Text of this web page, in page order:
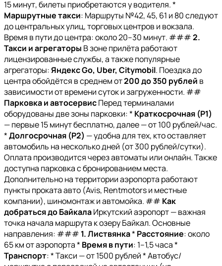
15 минут, билеты приобретаются у водителя. *
Маршрутные такси: Маршруты №42, 45, 61 и 80 следуют
до центральных улиц, торговых центров и вокзала.
Время в пути до центра: около 20–30 минут. ###2.
Такси и агрегаторы В зоне прилёта работают
лицензированные службы, а также популярные
агрегаторы:Яндекс Go, Uber, Citymobil. Поездка до
центра обойдётся в среднем от200 до 350 рублей в
зависимости от времени суток и загруженности. ##
Парковка и автосервисПеред терминалами
оборудованы две зоны парковки: * Краткосрочная (P1)
— первые 15 минут бесплатно, далее — от 100 рублей/час.
*Долгосрочная (P2) — удобна для тех, кто оставляет
автомобиль на несколько дней (от 300 рублей/сутки).
Оплата производится через автоматы или онлайн. Также
доступна парковка с бронированием места.
Дополнительно на территории аэропорта работают
пункты проката авто (Avis, Rentmotors и местные
компании), шиномонтаж и автомойка. ## Как
добраться до БайкалаИркутский аэропорт — важная
точка начала маршрута к озеру Байкал. Основные
направления: ### 1. Листвянка* Расстояние: около
65 км от аэропорта * Время в пути: 1–1,5 часа *
Транспорт: * Такси — от 1500 рублей * Автобус/